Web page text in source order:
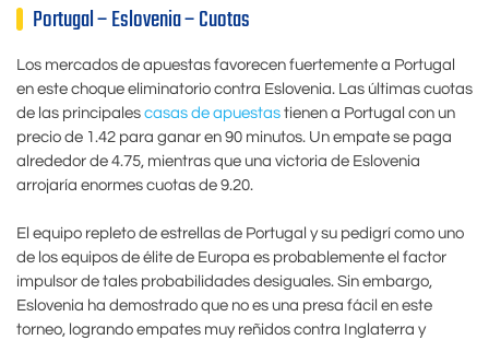
Portugal – Eslovenia – Cuotas
Los mercados de apuestas favorecen fuertemente a Portugal
en este choque eliminatorio contra Eslovenia. Las últimas cuotas
de las principales casas de apuestas tienen a Portugal con un
precio de 1.42 para ganar en 90 minutos. Un empate se paga
alrededor de 4.75, mientras que una victoria de Eslovenia
arrojaría enormes cuotas de 9.20.
El equipo repleto de estrellas de Portugal y su pedigrí como uno
de los equipos de élite de Europa es probablemente el factor
impulsor de tales probabilidades desiguales. Sin embargo,
Eslovenia ha demostrado que no es una presa fácil en este
torneo, logrando empates muy reñidos contra Inglaterra y